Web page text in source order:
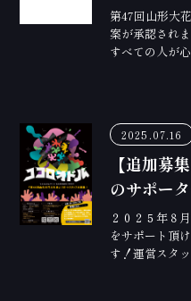
第47回山形大
案が承認され
すべての人が
2025.07.16
【追加募
のサポー
２０２５年８
をサポート頂
す！運営スタ